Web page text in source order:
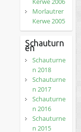
Morlautrer
Kerwe 2005
Schauturn
en
Schauturne
n 2018
Schauturne
n 2017
Schauturne
n 2016
Schauturne
n 2015